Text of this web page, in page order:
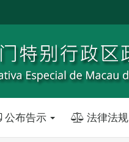
公布告示 法律法规